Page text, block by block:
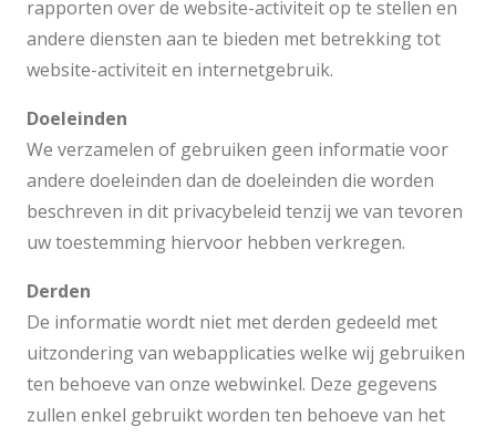
rapporten over de website-activiteit op te stellen en
andere diensten aan te bieden met betrekking tot
website-activiteit en internetgebruik.
Doeleinden
We verzamelen of gebruiken geen informatie voor
andere doeleinden dan de doeleinden die worden
beschreven in dit privacybeleid tenzij we van tevoren
uw toestemming hiervoor hebben verkregen.
Derden
De informatie wordt niet met derden gedeeld met
uitzondering van webapplicaties welke wij gebruiken
ten behoeve van onze webwinkel. Deze gegevens
zullen enkel gebruikt worden ten behoeve van het